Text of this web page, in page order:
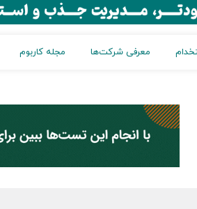
معرفی شرکت‌ها مجله کاربوم